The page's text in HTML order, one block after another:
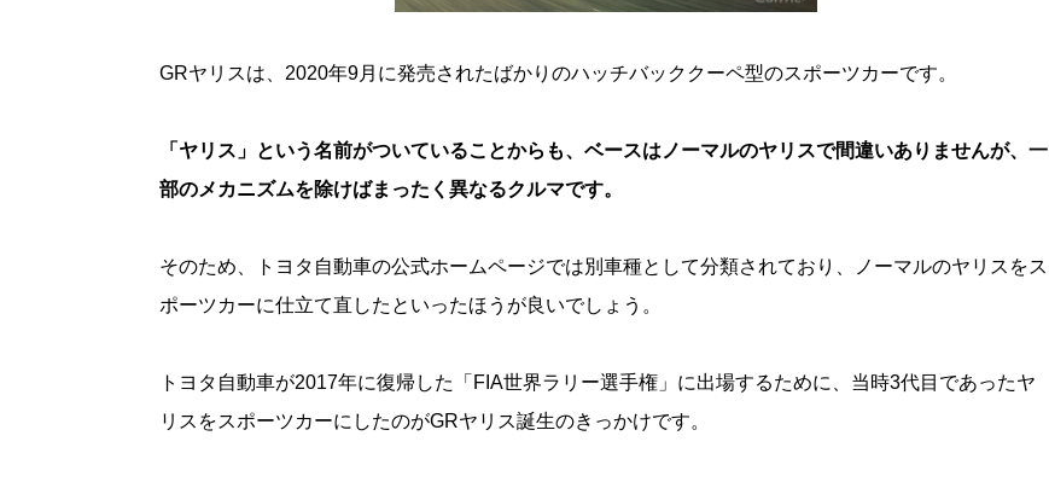
GRヤリスは、2020年9月に発売されたばかりのハッチバッククーペ型のスポーツカーです。
「ヤリス」という名前がついていることからも、ベースはノーマルのヤリスで間違いありませんが、一
部のメカニズムを除けばまったく異なるクルマです。
そのため、トヨタ自動車の公式ホームページでは別車種として分類されており、ノーマルのヤリスをス
ポーツカーに仕立て直したといったほうが良いでしょう。
トヨタ自動車が2017年に復帰した「FIA世界ラリー選手権」に出場するために、当時3代目であったヤ
リスをスポーツカーにしたのがGRヤリス誕生のきっかけです。